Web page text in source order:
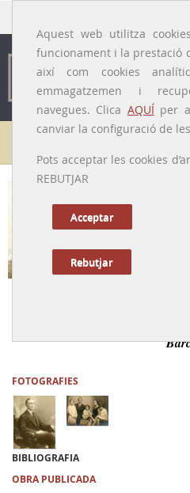
Aquest web utilitza
funcionament i la prestació
així com cookies
emmagatzemen i
navegues. Clica AQUÍper a
canviar la configuració de
Pots acceptar les cookies
REBUTJAR
Acceptar
Rebutjar
Galeria de metges
FOTOGRAFIES
BIBLIOGRAFIA
OBRA PUBLICADA